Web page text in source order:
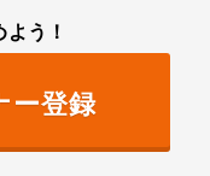
う！
ー登録